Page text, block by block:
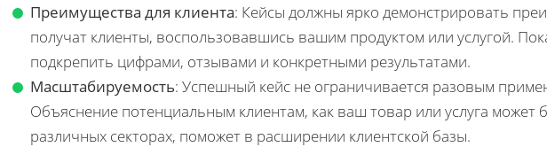
Преимущества для клиента: Кейсы должны ярко демонстрировать
получат клиенты, воспользовавшись вашим продуктом или услугой.
подкрепить цифрами, отзывами и конкретными результатами.
Масштабируемость: Успешный кейс не ограничивается разовым
Объяснение потенциальным клиентам, как ваш товар или услуга может
различных секторах, поможет в расширении клиентской базы.